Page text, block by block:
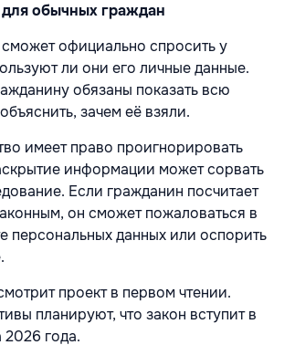
для обычных граждан
официально спросить у
ли они его личные данные.
обязаны показать всю
зачем её взяли.
имеет право проигнорировать
информации может сорвать
Если гражданин посчитает
он сможет пожаловаться в
персональных данных или оспорить
проект в первом чтении.
планируют, что закон вступит в
2026 года.